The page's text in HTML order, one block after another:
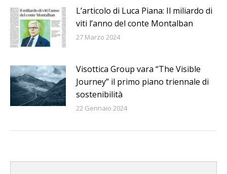
L’articolo di Luca Piana: Il miliardo di
viti l’anno del conte Montalban
27 Marzo 2024
Visottica Group vara “The Visible
Journey” il primo piano triennale di
sostenibilità
22 Gennaio 2024